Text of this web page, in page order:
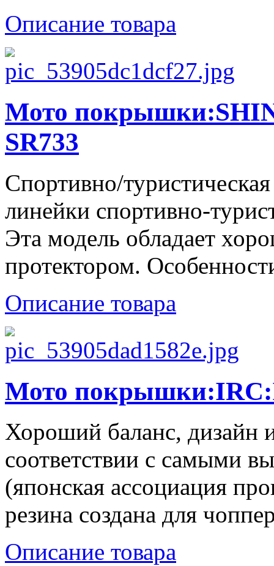
Описание товара
Мото
SR733
Спортивно/
линейки спортивно-
Эта модель обладает
протектором.
Описание товара
Мото
Хороший баланс, дизайн
соответствии с самыми
(японская ассоциация
резина создана для
Описание товара